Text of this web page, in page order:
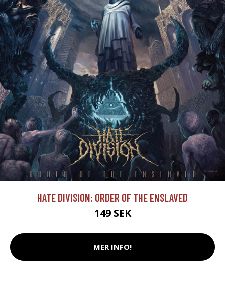
HATE DIVISION: ORDER OF THE ENSLAVED
149 SEK
MER INFO!